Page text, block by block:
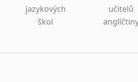
jazykových
škol
učitelů